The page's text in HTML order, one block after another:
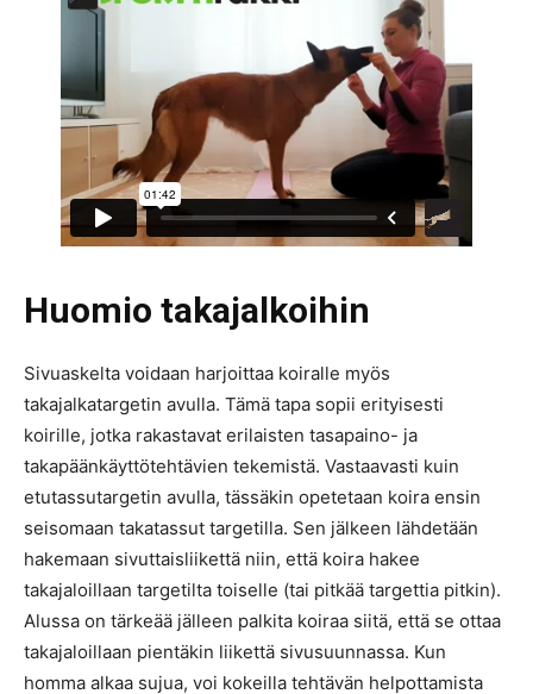
Huomio takajalkoihin
Sivuaskelta voidaan harjoittaa koiralle myös
takajalkatargetin avulla. Tämä tapa sopii erityisesti
koirille, jotka rakastavat erilaisten tasapaino- ja
takapäänkäyttötehtävien tekemistä. Vastaavasti kuin
etutassutargetin avulla, tässäkin opetetaan koira ensin
seisomaan takatassut targetilla. Sen jälkeen lähdetään
hakemaan sivuttaisliikettä niin, että koira hakee
takajaloillaan targetilta toiselle (tai pitkää targettia pitkin).
Alussa on tärkeää jälleen palkita koiraa siitä, että se ottaa
takajaloillaan pientäkin liikettä sivusuunnassa. Kun
homma alkaa sujua, voi kokeilla tehtävän helpottamista